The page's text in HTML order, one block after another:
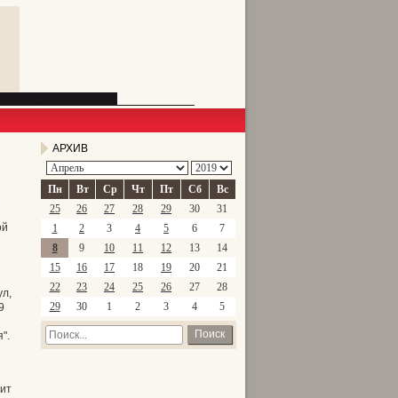
АРХИВ
Пн Вт Ср Чт Пт Сб
Вс
25
26 27 28 29 30
31
1
2 3 4 5 6
7
8
9 10 11 12 13
14
15
16 17 18 19 20
21
22
23 24 25 26 27
28
29
30 1 2 3 4 5
Поиск